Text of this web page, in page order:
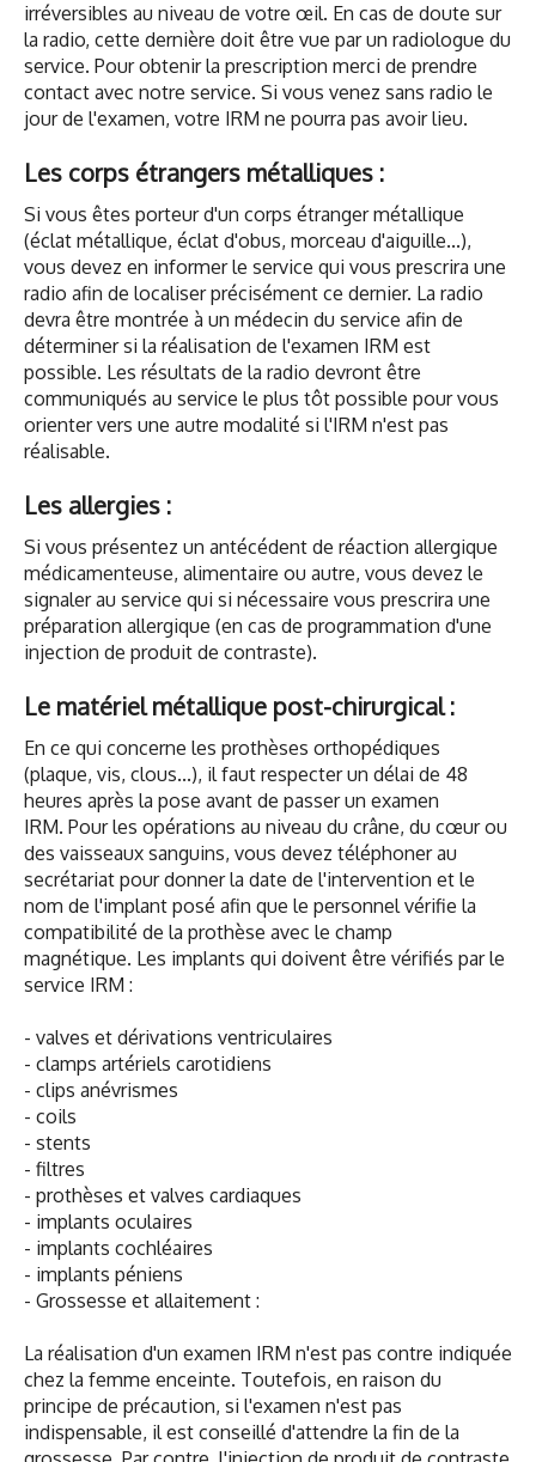
irréversibles au niveau de votre œil. En cas de doute sur
la radio, cette dernière doit être vue par un radiologue du
service. Pour obtenir la prescription merci de prendre
contact avec notre service. Si vous venez sans radio le
jour de l'examen, votre IRM ne pourra pas avoir lieu.
Les corps étrangers métalliques :
Si vous êtes porteur d'un corps étranger métallique
(éclat métallique, éclat d'obus, morceau d'aiguille...),
vous devez en informer le service qui vous prescrira une
radio afin de localiser précisément ce dernier. La radio
devra être montrée à un médecin du service afin de
déterminer si la réalisation de l'examen IRM est
possible. Les résultats de la radio devront être
communiqués au service le plus tôt possible pour vous
orienter vers une autre modalité si l'IRM n'est pas
réalisable.
Les allergies :
Si vous présentez un antécédent de réaction allergique
médicamenteuse, alimentaire ou autre, vous devez le
signaler au service qui si nécessaire vous prescrira une
préparation allergique (en cas de programmation d'une
injection de produit de contraste).
Le matériel métallique post-chirurgical :
En ce qui concerne les prothèses orthopédiques
(plaque, vis, clous...), il faut respecter un délai de 48
heures après la pose avant de passer un examen
IRM. Pour les opérations au niveau du crâne, du cœur ou
des vaisseaux sanguins, vous devez téléphoner au
secrétariat pour donner la date de l'intervention et le
nom de l'implant posé afin que le personnel vérifie la
compatibilité de la prothèse avec le champ
magnétique. Les implants qui doivent être vérifiés par le
service IRM :
- valves et dérivations ventriculaires
- clamps artériels carotidiens
- clips anévrismes
- coils
- stents
- filtres
- prothèses et valves cardiaques
- implants oculaires
- implants cochléaires
- implants péniens
- Grossesse et allaitement :
La réalisation d'un examen IRM n'est pas contre indiquée
chez la femme enceinte. Toutefois, en raison du
principe de précaution, si l'examen n'est pas
indispensable, il est conseillé d'attendre la fin de la